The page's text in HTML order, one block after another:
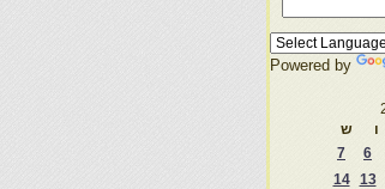
Powered by
ו
ש
6
7
13
14